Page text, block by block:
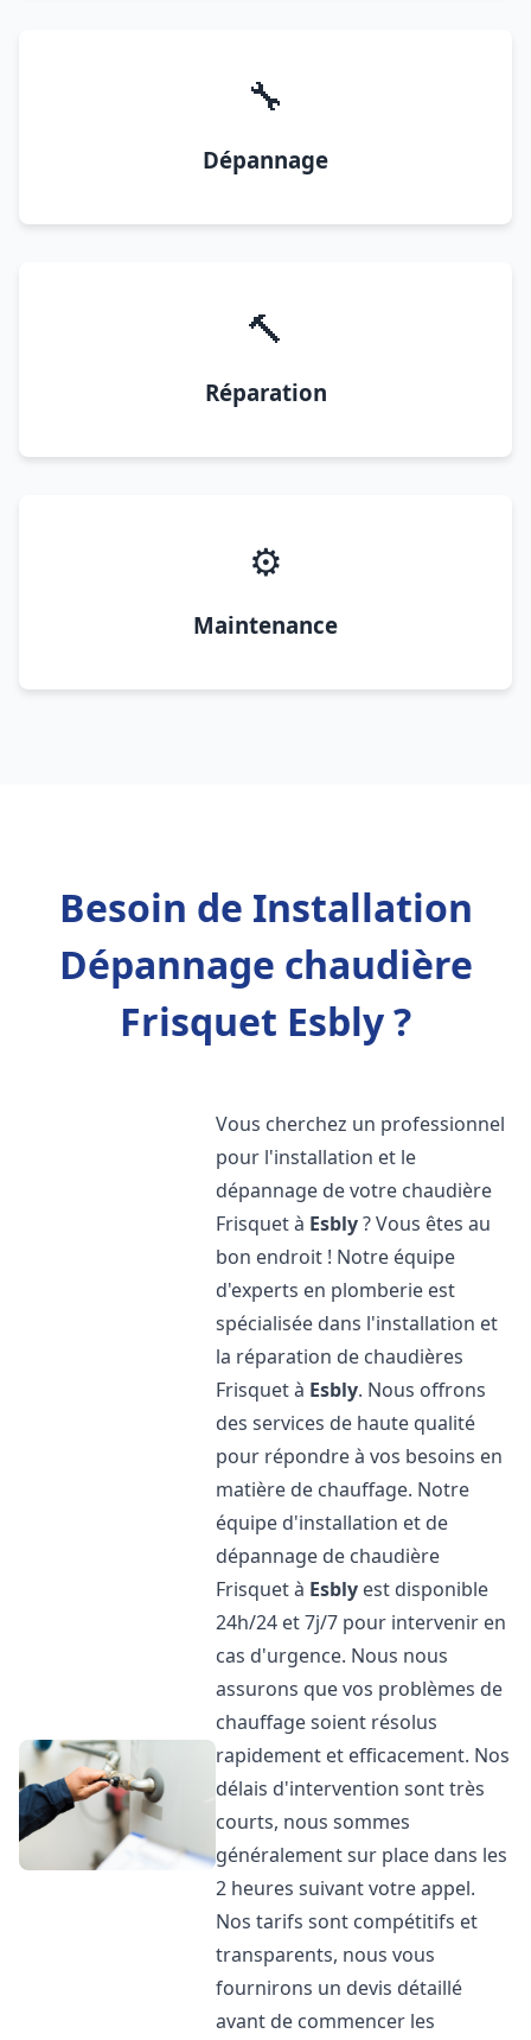
🔧
Dépannage
🔨
Réparation
⚙️
Maintenance
Besoin de Installation
Dépannage chaudière
Frisquet Esbly ?
Vous cherchez un professionnel
pour l'installation et le
dépannage de votre chaudière
Frisquet à Esbly? Vous êtes au
bon endroit ! Notre équipe
d'experts en plomberie est
spécialisée dans l'installation et
la réparation de chaudières
Frisquet à Esbly. Nous offrons
des services de haute qualité
pour répondre à vos besoins en
matière de chauffage. Notre
équipe d'installation et de
dépannage de chaudière
Frisquet à Esbly est disponible
24h/24 et 7j/7 pour intervenir en
cas d'urgence. Nous nous
assurons que vos problèmes de
chauffage soient résolus
rapidement et efficacement. Nos
délais d'intervention sont très
courts, nous sommes
généralement sur place dans les
2 heures suivant votre appel.
Nos tarifs sont compétitifs et
transparents, nous vous
fournirons un devis détaillé
avant de commencer les